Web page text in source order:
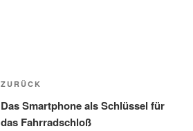
Beitragsnavigation
Vorheriger
Beitrag
ZURÜCK
Das Smartphone als Schlüssel für
das Fahrradschloß